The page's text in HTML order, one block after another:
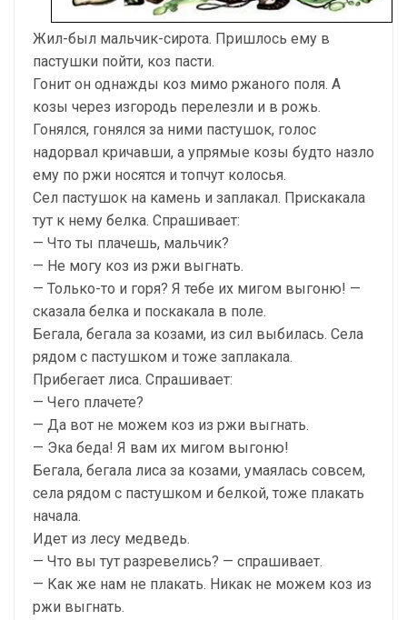
Жил-был мальчик-сирота. Пришлось ему в
пастушки пойти, коз пасти.
Гонит он однажды коз мимо ржаного поля. А
козы через изгородь перелезли и в рожь.
Гонялся, гонялся за ними пастушок, голос
надорвал кричавши, а упрямые козы будто назло
ему по ржи носятся и топчут колосья.
Сел пастушок на камень и заплакал. Прискакала
тут к нему белка. Спрашивает:
— Что ты плачешь, мальчик?
— Не могу коз из ржи выгнать.
— Только-то и горя? Я тебе их мигом выгоню! —
сказала белка и поскакала в поле.
Бегала, бегала за козами, из сил выбилась. Села
рядом с пастушком и тоже заплакала.
Прибегает лиса. Спрашивает:
— Чего плачете?
— Да вот не можем коз из ржи выгнать.
— Эка беда! Я вам их мигом выгоню!
Бегала, бегала лиса за козами, умаялась совсем,
села рядом с пастушком и белкой, тоже плакать
начала.
Идет из лесу медведь.
— Что вы тут разревелись? — спрашивает.
— Как же нам не плакать. Никак не можем коз из
ржи выгнать.